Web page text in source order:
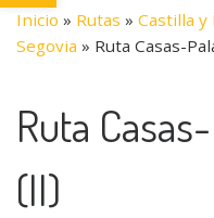
Inicio » Rutas » Castilla y
Segovia » Ruta Casas-
Ruta
(II)